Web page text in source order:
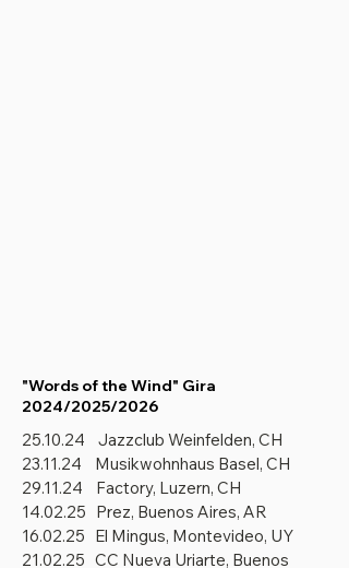
"Words of the Wind" Gira
2024/2025/2026
25.10.24 Jazzclub Weinfelden, CH
23.11.24 Musikwohnhaus Basel, CH
29.11.24 Factory, Luzern, CH
14.02.25 Prez, Buenos Aires, AR
16.02.25 El Mingus, Montevideo, UY
21.02.25 CC Nueva Uriarte, Buenos